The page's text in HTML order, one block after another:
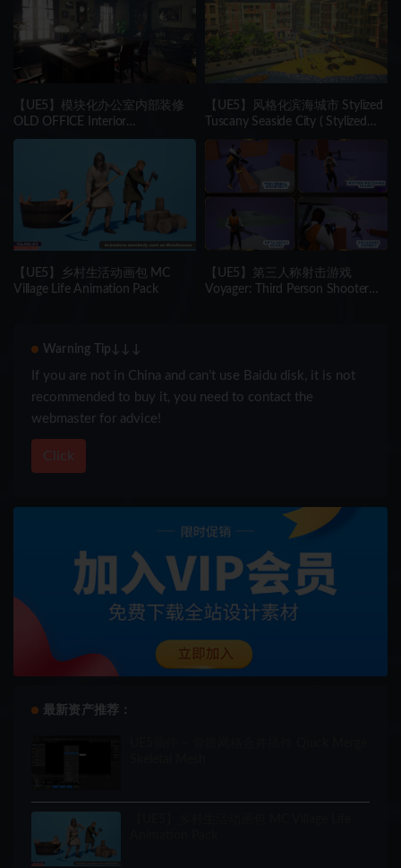
【UE5】模块化办公室内部装修
OLD OFFICE Interior
(MODULAR)
【UE5】风格化滨海城市 Stylized
Tuscany Seaside City ( Stylized
Tuscany City City Town Town
Tuscany )
【UE5】乡村生活动画包 MC
Village Life Animation Pack
【UE5】第三人称射击游戏
Voyager: Third Person Shooter
Warning Tip↓↓↓
If you are not in China and can’t use Baidu disk, it is not
recommended to buy it, you need to contact the
webmaster for advice!
Click
最新资产推荐：